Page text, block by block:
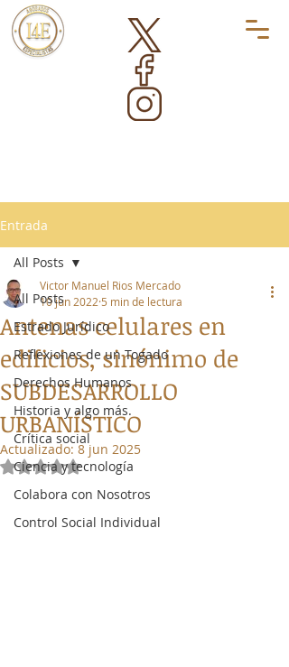
Entrada
All Posts
Estrado Jurídico
Reflexiones de un Togado
Derechos Humanos
Historia y algo más.
Crítica social
Ciencia y tecnología
Colabora con Nosotros
Control Social Individual
All Posts
Antenas celulares en
edificios, sinónimo de
SUBDESARROLLO
URBANÍSTICO
Victor Manuel Rios Mercado
10 jun 2022 5 min de lectura
Actualizado:8 jun 2025
Obtuvo NaN de 5 estrellas.